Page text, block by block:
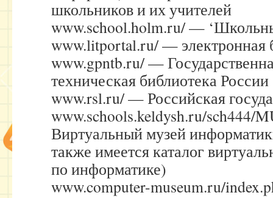
школьников и их учителей
www.school.holm.ru/ —
www.litportal.ru/ — электронная
www.gpntb.ru/ —
техническая библиотека России
www.rsl.ru/ — Российская
www.schools.keldysh.ru/sch444/
Виртуальный музей
также имеется каталог
по информатике)
www.computer-museum.ru/